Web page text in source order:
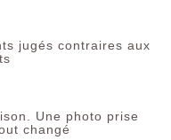
jugés contraires aux
Une photo prise
changé